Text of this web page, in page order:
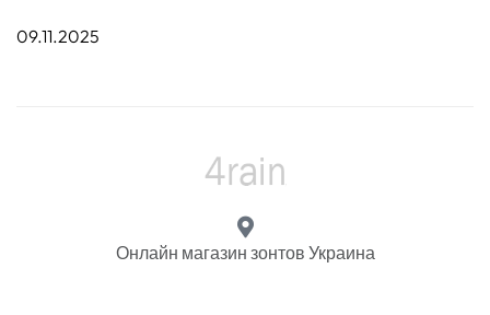
09.11.2025
Онлайн магазин зонтов Украина